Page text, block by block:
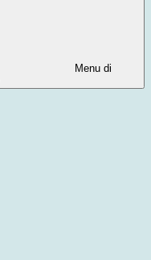
Menu di